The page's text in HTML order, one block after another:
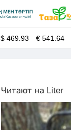
$469.93 €541.64
Читают на Liter